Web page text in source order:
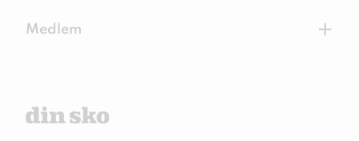
Medlem +